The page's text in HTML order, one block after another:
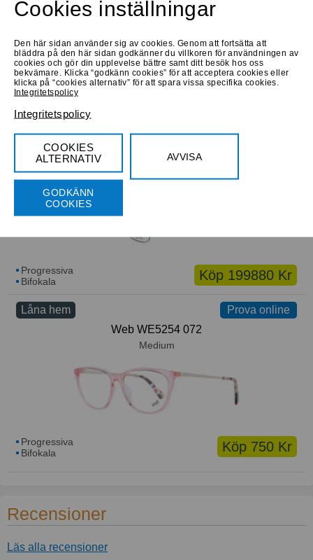
Progressiva
Bifokala
Prova online
Låna hem
FYSH 3633 M104
Köp 199880 Kr
Progressiva
Bifokala
Prova online
Prova online
Låna hem
Web WE5254 072
Medium
Köp 750 Kr
Progressiva
Bifokala
Recensioner
Läs alla recensioner
Cookies inställningar
Den här sidan använder sig av cookies. Genom att fortsätta att
bläddra på den här sidan godkänner du villkoren för användningen av
cookies och gör din upplevelse bättre samt ditt besök hos oss
bekvämare. Klicka “godkänn cookies” för att acceptera cookies eller
klicka på “cookies alternativ” för att spara vissa specifika cookies.
Integritetspolicy
Integritetspolicy
COOKIES
ALTERNATIV
AVVISA
GODKÄNN
COOKIES